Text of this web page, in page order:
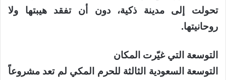
تحولت إلى مدينة ذكية، دون أن تفقد هيبتها ولا
روحانيتها.
التوسعة التي غيّرت المكان
التوسعة السعودية الثالثة للحرم المكي لم تعد مشروعاً